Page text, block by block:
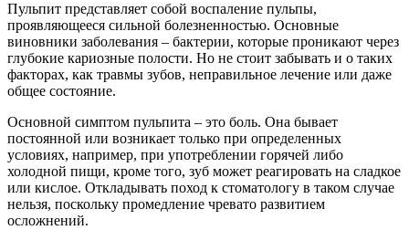
Пульпит представляет собой воспаление пульпы,
проявляющееся сильной болезненностью. Основные
виновники заболевания – бактерии, которые проникают через
глубокие кариозные полости. Но не стоит забывать и о таких
факторах, как травмы зубов, неправильное лечение или даже
общее состояние.
Основной симптом пульпита – это боль. Она бывает
постоянной или возникает только при определенных
условиях, например, при употреблении горячей либо
холодной пищи, кроме того, зуб может реагировать на сладкое
или кислое. Откладывать поход к стоматологу в таком случае
нельзя, поскольку промедление чревато развитием
осложнений.